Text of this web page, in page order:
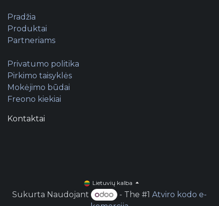
Pradžia
Produktai
Partneriams
Privatumo politika
Pirkimo taisyklės
Mokėjimo būdai
Freono kiekiai
Kontaktai
Lietuvių kalba
Sukurta Naudojant - The #1Atviro kodo e-